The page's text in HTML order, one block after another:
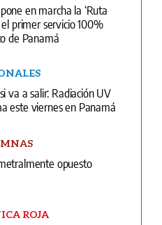
en marcha la ‘Ruta
el primer servicio 100%
de Panamá
va a salir: Radiación UV
este viernes en Panamá
opuesto
ROJA